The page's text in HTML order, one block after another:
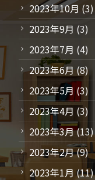
2023年10月 (3)
2023年9月 (3)
2023年7月 (4)
2023年6月 (8)
2023年5月(3)
2023年4月 (3)
2023年3月(13)
2023年2月(9)
2023年1月 (11)